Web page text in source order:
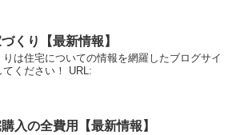
くり【最新情報】
は住宅についての情報を網羅したブログサイ
てください！ URL:
入の全費用【最新情報】